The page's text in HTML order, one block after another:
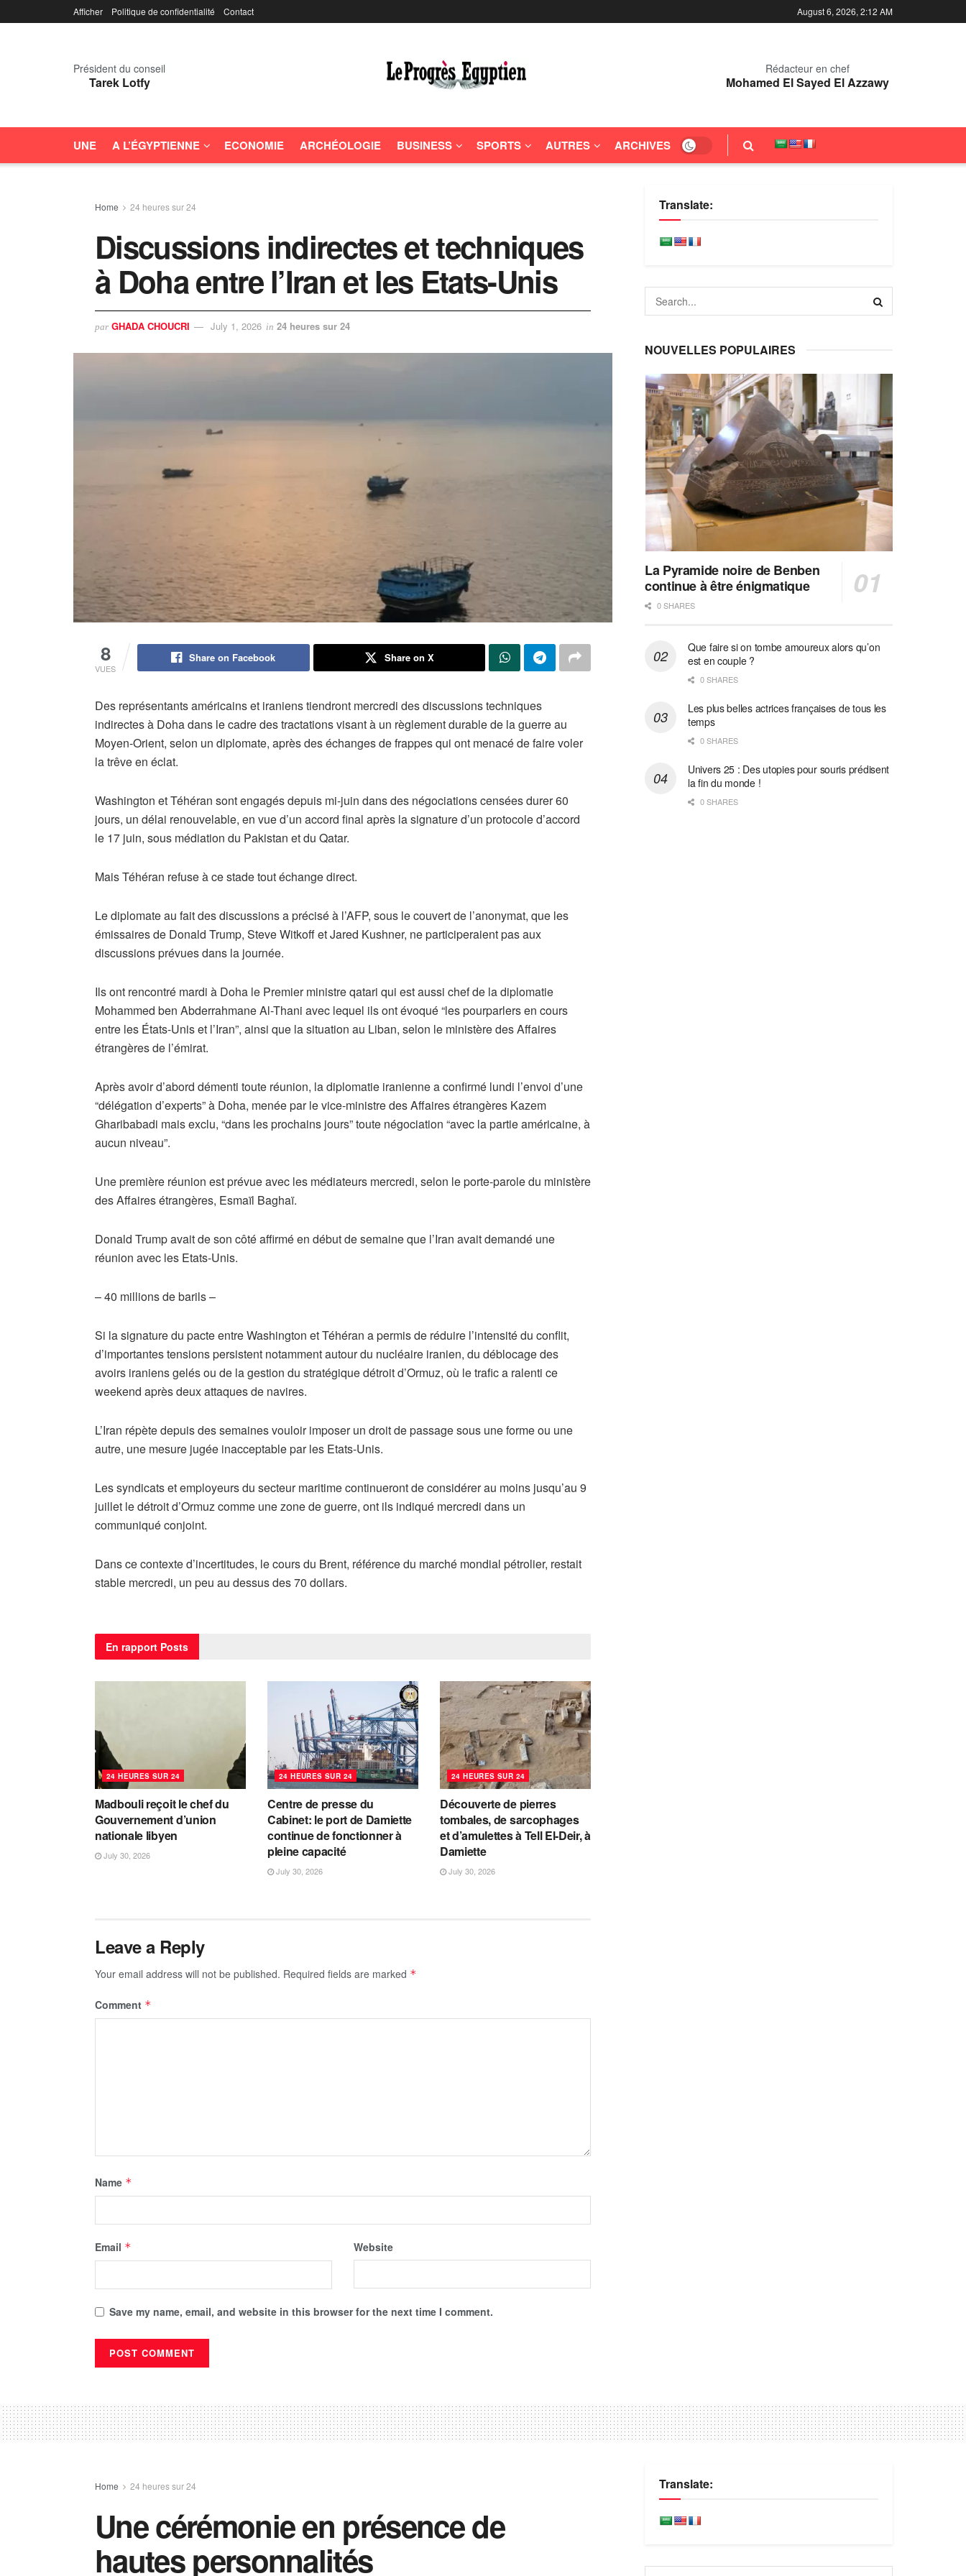
Afficher Politique de confidentialité Contact August 6, 2026, 2:12 AM
Président du conseil
Tarek Lotfy
Rédacteur en chef
Mohamed El Sayed El Azzawy
UNE A L’ÉGYPTIENNE ECONOMIE ARCHÉOLOGIE BUSINESS SPORTS AUTRES ARCHIVES
Home 24 heures sur 24
Discussions indirectes et techniques
à Doha entre l’Iran et les Etats-Unis
par GHADA CHOUCRI July 1, 2026 in 24 heures sur 24
8
VUES
Share on Facebook Share on X
Des représentants américains et iraniens tiendront mercredi des discussions techniques
indirectes à Doha dans le cadre des tractations visant à un règlement durable de la guerre au
Moyen-Orient, selon un diplomate, après des échanges de frappes qui ont menacé de faire voler
la trêve en éclat.
Washington et Téhéran sont engagés depuis mi-juin dans des négociations censées durer 60
jours, un délai renouvelable, en vue d’un accord final après la signature d’un protocole d’accord
le 17 juin, sous médiation du Pakistan et du Qatar.
Mais Téhéran refuse à ce stade tout échange direct.
Le diplomate au fait des discussions a précisé à l’AFP, sous le couvert de l’anonymat, que les
émissaires de Donald Trump, Steve Witkoff et Jared Kushner, ne participeraient pas aux
discussions prévues dans la journée.
Ils ont rencontré mardi à Doha le Premier ministre qatari qui est aussi chef de la diplomatie
Mohammed ben Abderrahmane Al-Thani avec lequel ils ont évoqué “les pourparlers en cours
entre les États-Unis et l’Iran”, ainsi que la situation au Liban, selon le ministère des Affaires
étrangères de l’émirat.
Après avoir d’abord démenti toute réunion, la diplomatie iranienne a confirmé lundi l’envoi d’une
“délégation d’experts” à Doha, menée par le vice-ministre des Affaires étrangères Kazem
Gharibabadi mais exclu, “dans les prochains jours” toute négociation “avec la partie américaine, à
aucun niveau”.
Une première réunion est prévue avec les médiateurs mercredi, selon le porte-parole du ministère
des Affaires étrangères, Esmaïl Baghaï.
Donald Trump avait de son côté affirmé en début de semaine que l’Iran avait demandé une
réunion avec les Etats-Unis.
– 40 millions de barils –
Si la signature du pacte entre Washington et Téhéran a permis de réduire l’intensité du conflit,
d’importantes tensions persistent notamment autour du nucléaire iranien, du déblocage des
avoirs iraniens gelés ou de la gestion du stratégique détroit d’Ormuz, où le trafic a ralenti ce
weekend après deux attaques de navires.
L’Iran répète depuis des semaines vouloir imposer un droit de passage sous une forme ou une
autre, une mesure jugée inacceptable par les Etats-Unis.
Les syndicats et employeurs du secteur maritime continueront de considérer au moins jusqu’au 9
juillet le détroit d’Ormuz comme une zone de guerre, ont ils indiqué mercredi dans un
communiqué conjoint.
Dans ce contexte d’incertitudes, le cours du Brent, référence du marché mondial pétrolier, restait
stable mercredi, un peu au dessus des 70 dollars.
En rapport Posts
24 HEURES SUR 24
Madbouli reçoit le chef du
Gouvernement d’union
nationale libyen
July 30, 2026
24 HEURES SUR 24
Centre de presse du
Cabinet: le port de Damiette
continue de fonctionner à
pleine capacité
July 30, 2026
24 HEURES SUR 24
Découverte de pierres
tombales, de sarcophages
et d’amulettes à Tell El-Deir, à
Damiette
July 30, 2026
Leave a Reply
Your email address will not be published. Required fields are marked *
Comment *
Name *
Email * Website
Save my name, email, and website in this browser for the next time I comment.
Translate:
NOUVELLES POPULAIRES
La Pyramide noire de Benben
continue à être énigmatique
0 SHARES
Que faire si on tombe amoureux alors qu’on
est en couple ?
0 SHARES
Les plus belles actrices françaises de tous les
temps
0 SHARES
Univers 25 : Des utopies pour souris prédisent
la fin du monde !
0 SHARES
Home 24 heures sur 24
Une cérémonie en présence de
hautes personnalités
Translate: